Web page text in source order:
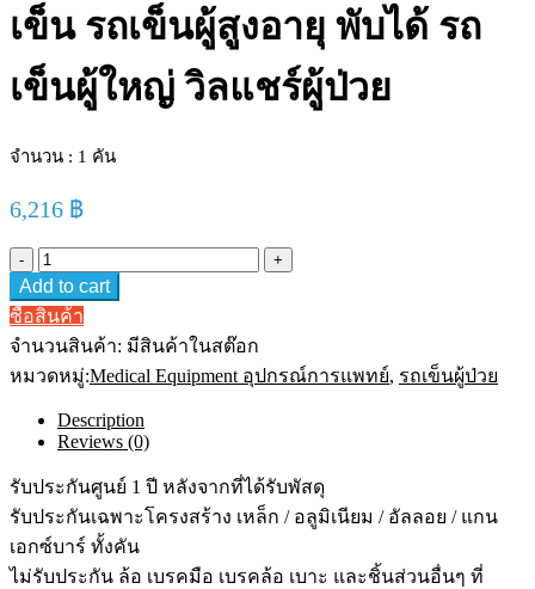
เข็น รถเข็นผู้สูงอายุ พับได้ รถ
เข็นผู้ใหญ่ วิลแชร์ผู้ป่วย
จำนวน : 1 คัน
6,216 ฿
Add to cart
ซื้อสินค้า
จำนวนสินค้า: มีสินค้าในสต๊อก
หมวดหมู่:Medical Equipment อุปกรณ์การแพทย์, รถเข็นผู้ป่วย
Description
Reviews (0)
รับประกันศูนย์ 1 ปี หลังจากที่ได้รับพัสดุ
รับประกันเฉพาะโครงสร้าง เหล็ก / อลูมิเนียม / อัลลอย / แกน
เอกซ์บาร์ ทั้งคัน
ไม่รับประกัน ล้อ เบรคมือ เบรคล้อ เบาะ และชิ้นส่วนอื่นๆ ที่